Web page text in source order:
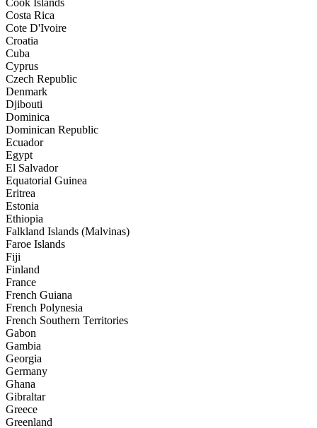
Costa Rica
Cote D'Ivoire
Croatia
Cuba
Cyprus
Czech Republic
Denmark
Djibouti
Dominica
Dominican Republic
Ecuador
Egypt
El Salvador
Equatorial Guinea
Eritrea
Estonia
Ethiopia
Falkland Islands (Malvinas)
Faroe Islands
Fiji
Finland
France
French Guiana
French Polynesia
French Southern Territories
Gabon
Gambia
Georgia
Germany
Ghana
Gibraltar
Greece
Greenland